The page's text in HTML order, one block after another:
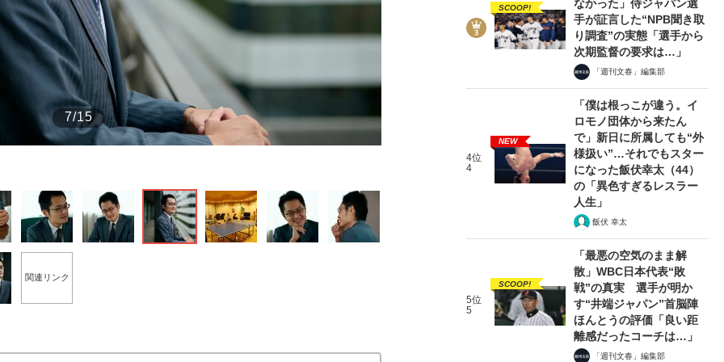
もっと見る
7/15
8/15
関連リンク
SCOOP!
なかった」侍ジャパン選
手が証言した“NPB聞き取
り調査”の実態「選手から
次期監督の要求は…」
「週刊文春」編集部
4位
4
NEW
「僕は根っこが違う。イ
ロモノ団体から来たん
で」新日に所属しても“外
様扱い”…それでもスター
になった飯伏幸太（44）
の「異色すぎるレスラー
人生」
飯伏 幸太
5位
5
SCOOP!
「最悪の空気のまま解
散」WBC日本代表“敗
戦”の真実 選手が明か
す“井端ジャパン”首脳陣
ほんとうの評価「良い距
離感だったコーチは…」
「週刊文春」編集部